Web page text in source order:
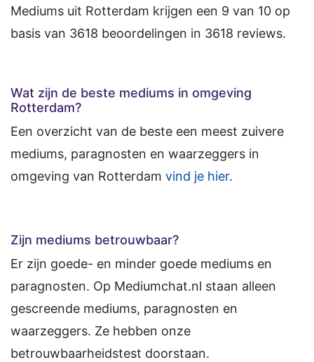
Mediums uit Rotterdam krijgen een 9 van 10 op
basis van 3618 beoordelingen in 3618 reviews.
Wat zijn de beste mediums in omgeving
Rotterdam?
Een overzicht van de beste een meest zuivere
mediums, paragnosten en waarzeggers in
omgeving van Rotterdam vind je hier.
Zijn mediums betrouwbaar?
Er zijn goede- en minder goede mediums en
paragnosten. Op Mediumchat.nl staan alleen
gescreende mediums, paragnosten en
waarzeggers. Ze hebben onze
betrouwbaarheidstest doorstaan.